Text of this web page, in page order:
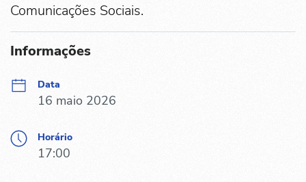
Comunicações Sociais.
Informações
Data
16 maio 2026
Horário
17:00